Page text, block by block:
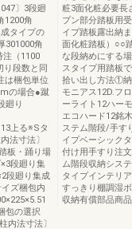
〕3段廻
1200角
タイプの
301000角
注（1100
り段数と同
は梱包単位
の場合●蹴
廻り
る※Sタ
法寸法〕
板・踊り場
段廻り集
段廻り集成
ズ梱包内
包の選択
内法寸法〕
粧3面化粧必要長
プン部分踏板用
イプ踏板露出納
面化粧踏板）○○
な段納めにする
スタイプ用踏板
拾い出し方法①納
モニアス12D.フ
ーライト12ハー
エコハード12銘
ステム階段/手す
イプベーシック
付け用手すり注
ム階段収納シス
タイプインテリ
すっきり棚調湿
収納有償部品商